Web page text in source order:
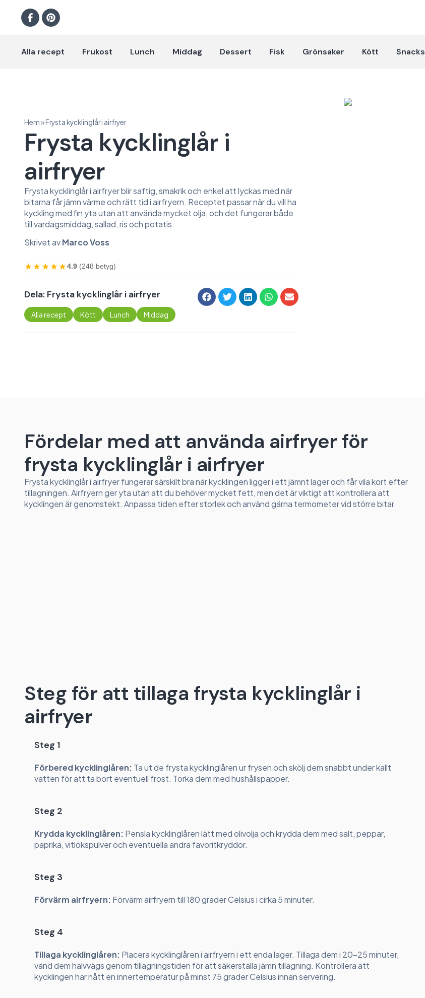
Alla recept Frukost Lunch Middag Dessert Fisk Grönsaker Kött Snacks
Hem»Frysta kycklinglår i airfryer
Frysta kycklinglår i
airfryer
Frysta kycklinglår i airfryer blir saftig, smakrik och enkel att lyckas med när
bitarna får jämn värme och rätt tid i airfryern. Receptet passar när du vill ha
kyckling med fin yta utan att använda mycket olja, och det fungerar både
till vardagsmiddag, sallad, ris och potatis.
Skrivet avMarco Voss
★★★★★4.9 (248 betyg)
Dela: Frysta kycklinglår i airfryer
Alla recept Kött Lunch Middag
Fördelar med att använda airfryer för
frysta kycklinglår i airfryer
Frysta kycklinglår i airfryer fungerar särskilt bra när kycklingen ligger i ett jämnt lager och får vila kort efter
tillagningen. Airfryern ger yta utan att du behöver mycket fett, men det är viktigt att kontrollera att
kycklingen är genomstekt. Anpassa tiden efter storlek och använd gärna termometer vid större bitar.
Steg för att tillaga frysta kycklinglår i
airfryer
Steg 1
Förbered kycklinglåren: Ta ut de frysta kycklinglåren ur frysen och skölj dem snabbt under kallt
vatten för att ta bort eventuell frost. Torka dem med hushållspapper.
Steg 2
Krydda kycklinglåren: Pensla kycklinglåren lätt med olivolja och krydda dem med salt, peppar,
paprika, vitlökspulver och eventuella andra favoritkryddor.
Steg 3
Förvärm airfryern: Förvärm airfryern till 180 grader Celsius i cirka 5 minuter.
Steg 4
Tillaga kycklinglåren: Placera kycklinglåren i airfryern i ett enda lager. Tillaga dem i 20-25 minuter,
vänd dem halvvägs genom tillagningstiden för att säkerställa jämn tillagning. Kontrollera att
kycklingen har nått en innertemperatur på minst 75 grader Celsius innan servering.